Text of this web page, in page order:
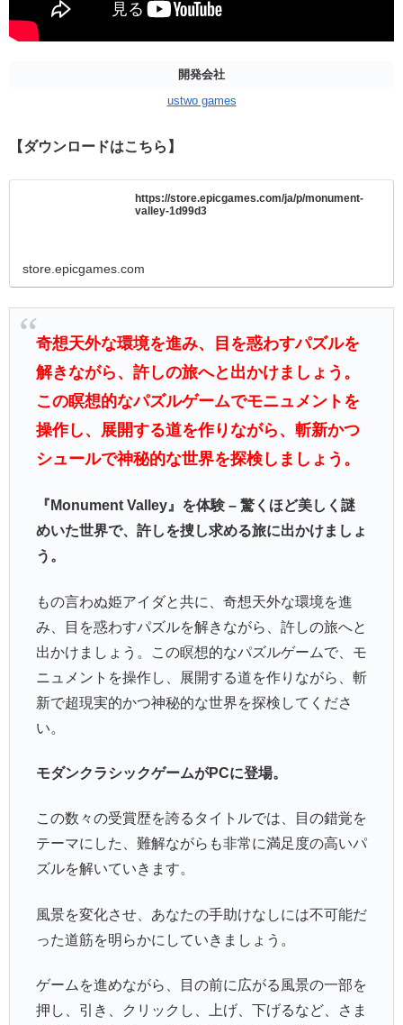
開発会社
ustwo games
【ダウンロードはこちら】
https://store.epicgames.com/ja/p/monument-
valley-1d99d3
store.epicgames.com
奇想天外な環境を進み、目を惑わすパズルを
解きながら、許しの旅へと出かけましょう。
この瞑想的なパズルゲームでモニュメントを
操作し、展開する道を作りながら、斬新かつ
シュールで神秘的な世界を探検しましょう。
『Monument Valley』を体験 – 驚くほど美しく謎
めいた世界で、許しを捜し求める旅に出かけましょ
う。
もの言わぬ姫アイダと共に、奇想天外な環境を進
み、目を惑わすパズルを解きながら、許しの旅へと
出かけましょう。この瞑想的なパズルゲームで、モ
ニュメントを操作し、展開する道を作りながら、斬
新で超現実的かつ神秘的な世界を探検してくださ
い。
モダンクラシックゲームがPCに登場。
この数々の受賞歴を誇るタイトルでは、目の錯覚を
テーマにした、難解ながらも非常に満足度の高いパ
ズルを解いていきます。
風景を変化させ、あなたの手助けなしには不可能だ
った道筋を明らかにしていきましょう。
ゲームを進めながら、目の前に広がる風景の一部を
押し、引き、クリックし、上げ、下げるなど、さま